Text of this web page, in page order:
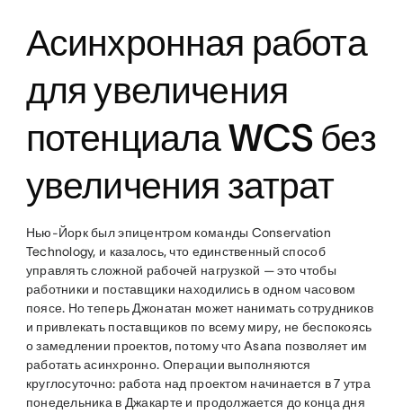
Асинхронная работа
для увеличения
потенциала WCS без
увеличения затрат
Нью-Йорк был эпицентром команды Conservation
Technology, и казалось, что единственный способ
управлять сложной рабочей нагрузкой — это чтобы
работники и поставщики находились в одном часовом
поясе. Но теперь Джонатан может нанимать сотрудников
и привлекать поставщиков по всему миру, не беспокоясь
о замедлении проектов, потому что Asana позволяет им
работать асинхронно. Операции выполняются
круглосуточно: работа над проектом начинается в 7 утра
понедельника в Джакарте и продолжается до конца дня